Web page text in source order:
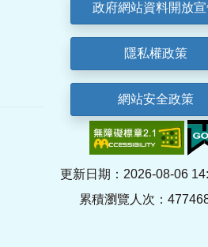
政府網站資料開放
隱私權政策
網站安全政策
更新日期：2026-08-06
累積瀏覽人次：